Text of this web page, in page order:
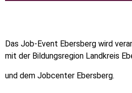
Das Job-Event Ebersberg wird
mit der Bildungsregion Landkreis
und dem Jobcenter Ebersberg.